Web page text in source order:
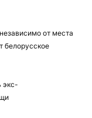
от места
белорусское
экс-